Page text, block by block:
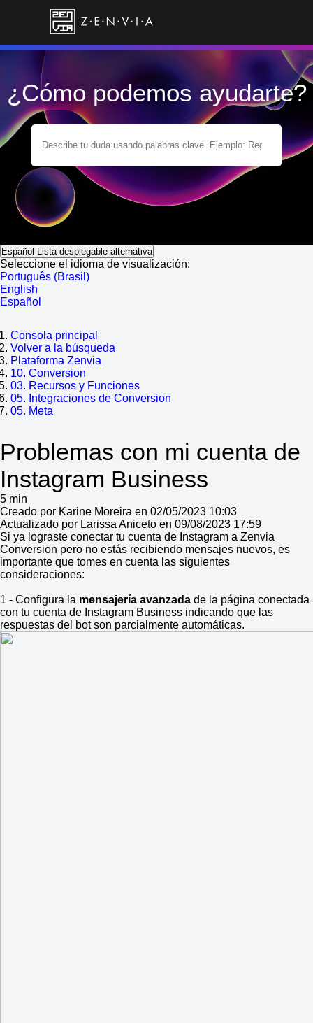
¿Cómo podemos ayudarte?
Español Lista desplegable alternativa
Seleccione el idioma de visualización:
Português (Brasil)
English
Español
Consola principal
Volver a la búsqueda
Plataforma Zenvia
10. Conversion
03. Recursos y Funciones
05. Integraciones de Conversion
05. Meta
Problemas con mi cuenta de
Instagram Business
5 min
Creado por Karine Moreira en 02/05/2023 10:03
Actualizado por Larissa Aniceto en 09/08/2023 17:59
Si ya lograste conectar tu cuenta de Instagram a Zenvia
Conversion pero no estás recibiendo mensajes nuevos, es
importante que tomes en cuenta las siguientes
consideraciones:
1 - Configura la mensajería avanzada de la página conectada
con tu cuenta de Instagram Business indicando que las
respuestas del bot son parcialmente automáticas.